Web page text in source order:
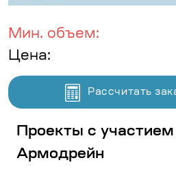
Мин. объем:
Цена:
Рассчитать
Проекты с
Армодрейн